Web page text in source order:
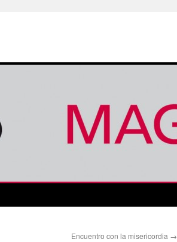
Encuentro con la misericordia →